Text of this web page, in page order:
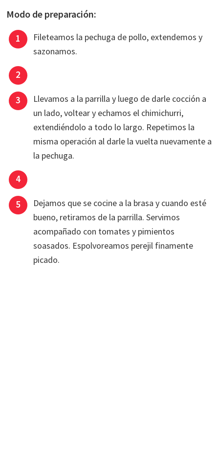
Modo de preparación:
Fileteamos la pechuga de pollo, extendemos y
sazonamos.
Llevamos a la parrilla y luego de darle cocción a
un lado, voltear y echamos el chimichurri,
extendiéndolo a todo lo largo. Repetimos la
misma operación al darle la vuelta nuevamente a
la pechuga.
Dejamos que se cocine a la brasa y cuando esté
bueno, retiramos de la parrilla. Servimos
acompañado con tomates y pimientos
soasados. Espolvoreamos perejil finamente
picado.